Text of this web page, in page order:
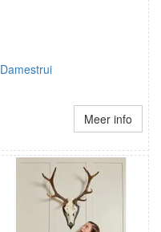
Damestrui
Meer info